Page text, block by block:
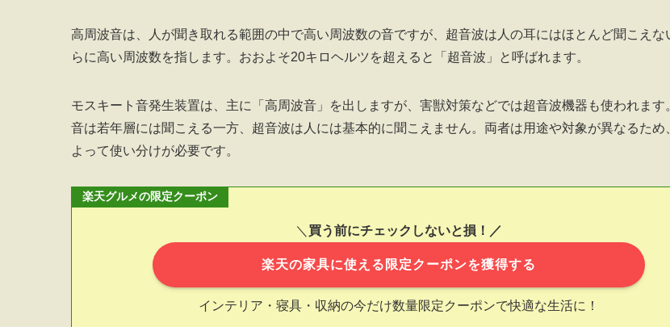
高周波音は、人が聞き取れる範囲の中で高い周波数の音ですが、超音波は人の耳にはほとんど聞こえな
らに高い周波数を指します。おおよそ20キロヘルツを超えると「超音波」と呼ばれます。
モスキート音発生装置は、主に「高周波音」を出しますが、害獣対策などでは超音波機器も使われます
音は若年層には聞こえる一方、超音波は人には基本的に聞こえません。両者は用途や対象が異なるため
よって使い分けが必要です。
楽天グルメの限定クーポン
＼ 買う前にチェックしないと損！／
楽天の家具に使える限定クーポンを獲得する
インテリア・寝具・収納の今だけ数量限定クーポンで快適な生活に！